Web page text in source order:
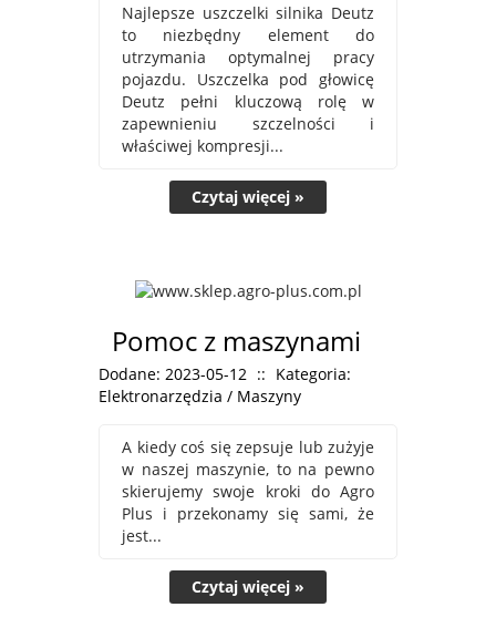
Najlepsze uszczelki silnika Deutz
to niezbędny element do
utrzymania optymalnej pracy
pojazdu. Uszczelka pod głowicę
Deutz pełni kluczową rolę w
zapewnieniu szczelności i
właściwej kompresji...
Czytaj więcej »
Pomoc z maszynami
Dodane: 2023-05-12 :: Kategoria:
Elektronarzędzia / Maszyny
A kiedy coś się zepsuje lub zużyje
w naszej maszynie, to na pewno
skierujemy swoje kroki do Agro
Plus i przekonamy się sami, że
jest...
Czytaj więcej »